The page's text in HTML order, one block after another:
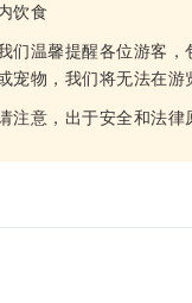
饮食
们温馨提醒各位游客
宠物，我们将无法在游
注意，出于安全和法律